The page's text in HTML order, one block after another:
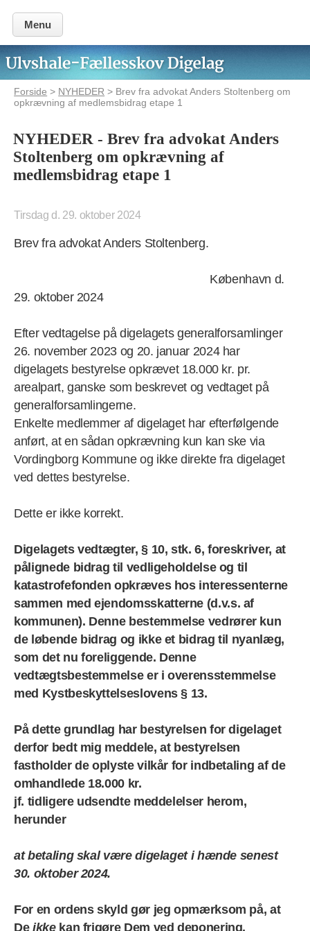
Menu
Forside > NYHEDER > Brev fra advokat Anders Stoltenberg om
opkrævning af medlemsbidrag etape 1
NYHEDER - Brev fra advokat Anders
Stoltenberg om opkrævning af
medlemsbidrag etape 1
Tirsdag d. 29. oktober 2024
Brev fra advokat Anders Stoltenberg.
København d.
29. oktober 2024
Efter vedtagelse på digelagets generalforsamlinger
26. november 2023 og 20. januar 2024 har
digelagets bestyrelse opkrævet 18.000 kr. pr.
arealpart, ganske som beskrevet og vedtaget på
generalforsamlingerne.
Enkelte medlemmer af digelaget har efterfølgende
anført, at en sådan opkrævning kun kan ske via
Vordingborg Kommune og ikke direkte fra digelaget
ved dettes bestyrelse.
Dette er ikke korrekt.
Digelagets vedtægter, § 10, stk. 6, foreskriver, at
pålignede bidrag til vedligeholdelse og til
katastrofefonden opkræves hos interessenterne
sammen med ejendomsskatterne (d.v.s. af
kommunen). Denne bestemmelse vedrører kun
de løbende bidrag og ikke et bidrag til nyanlæg,
som det nu foreliggende. Denne
vedtægtsbestemmelse er i overensstemmelse
med Kystbeskyttelseslovens § 13.
På dette grundlag har bestyrelsen for digelaget
derfor bedt mig meddele, at bestyrelsen
fastholder de oplyste vilkår for indbetaling af de
omhandlede 18.000 kr.
jf. tidligere udsendte meddelelser herom,
herunder
at betaling skal være digelaget i hænde senest
30. oktober 2024.
For en ordens skyld gør jeg opmærksom på, at
Deikkekan frigøre Dem ved deponering.